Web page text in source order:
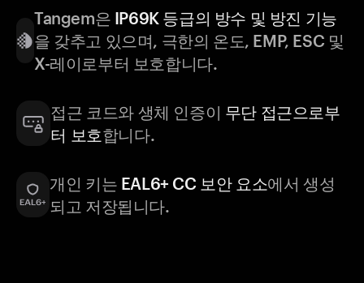
Tangem은 IP69K 등급의 방수 및 방진 기능
을 갖추고 있으며, 극한의 온도, EMP, ESC 및
X-레이로부터 보호합니다.
접근 코드와 생체 인증이 무단 접근으로부
터 보호합니다.
개인 키는 EAL6+ CC 보안 요소에서 생성
되고 저장됩니다.